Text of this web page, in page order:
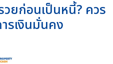
ยก่อนเป็นหนี้? ควร
รเงินมั่นคง